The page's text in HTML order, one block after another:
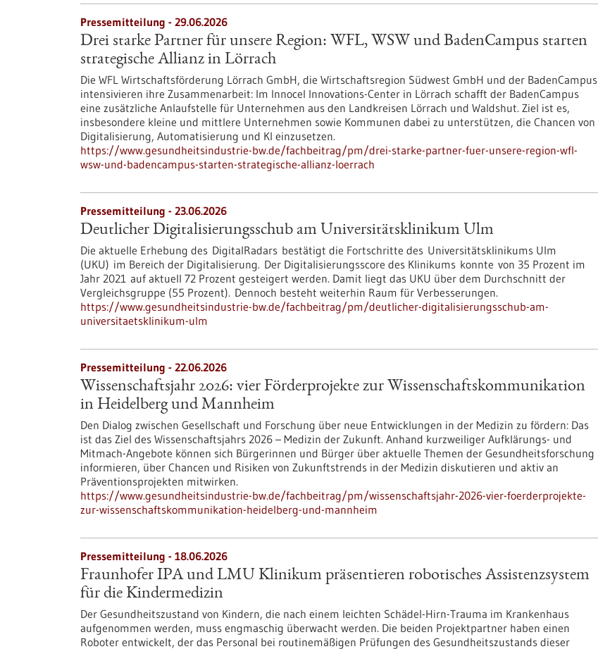
Pressemitteilung - 29.06.2026
Drei starke Partner für unsere Region: WFL, WSW und BadenCampus starten
strategische Allianz in Lörrach
Die WFL Wirtschaftsförderung Lörrach GmbH, die Wirtschaftsregion Südwest GmbH und der BadenCampus
intensivieren ihre Zusammenarbeit: Im Innocel Innovations-Center in Lörrach schafft der BadenCampus
eine zusätzliche Anlaufstelle für Unternehmen aus den Landkreisen Lörrach und Waldshut. Ziel ist es,
insbesondere kleine und mittlere Unternehmen sowie Kommunen dabei zu unterstützen, die Chancen von
Digitalisierung, Automatisierung und KI einzusetzen.
https://www.gesundheitsindustrie-bw.de/fachbeitrag/pm/drei-starke-partner-fuer-unsere-region-wfl-
wsw-und-badencampus-starten-strategische-allianz-loerrach
Pressemitteilung - 23.06.2026
Deutlicher Digitalisierungsschub am Universitätsklinikum Ulm
Die aktuelle Erhebung des DigitalRadars bestätigt die Fortschritte des Universitätsklinikums Ulm
(UKU) im Bereich der Digitalisierung. Der Digitalisierungsscore des Klinikums konnte von 35 Prozent im
Jahr 2021 auf aktuell 72 Prozent gesteigert werden. Damit liegt das UKU über dem Durchschnitt der
Vergleichsgruppe (55 Prozent). Dennoch besteht weiterhin Raum für Verbesserungen.
https://www.gesundheitsindustrie-bw.de/fachbeitrag/pm/deutlicher-digitalisierungsschub-am-
universitaetsklinikum-ulm
Pressemitteilung - 22.06.2026
Wissenschaftsjahr 2026: vier Förderprojekte zur Wissenschaftskommunikation
in Heidelberg und Mannheim
Den Dialog zwischen Gesellschaft und Forschung über neue Entwicklungen in der Medizin zu fördern: Das
ist das Ziel des Wissenschaftsjahrs 2026 – Medizin der Zukunft. Anhand kurzweiliger Aufklärungs- und
Mitmach-Angebote können sich Bürgerinnen und Bürger über aktuelle Themen der Gesundheitsforschung
informieren, über Chancen und Risiken von Zukunftstrends in der Medizin diskutieren und aktiv an
Präventionsprojekten mitwirken.
https://www.gesundheitsindustrie-bw.de/fachbeitrag/pm/wissenschaftsjahr-2026-vier-foerderprojekte-
zur-wissenschaftskommunikation-heidelberg-und-mannheim
Pressemitteilung - 18.06.2026
Fraunhofer IPA und LMU Klinikum präsentieren robotisches Assistenzsystem
für die Kindermedizin
Der Gesundheitszustand von Kindern, die nach einem leichten Schädel-Hirn-Trauma im Krankenhaus
aufgenommen werden, muss engmaschig überwacht werden. Die beiden Projektpartner haben einen
Roboter entwickelt, der das Personal bei routinemäßigen Prüfungen des Gesundheitszustands dieser